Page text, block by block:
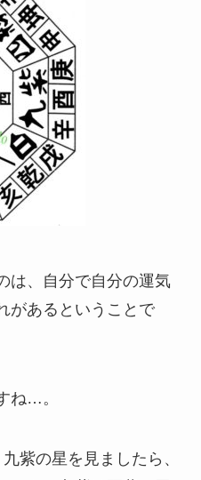
は、自分で自分の運気
があるということで
ね…。
紫の星を見ましたら、